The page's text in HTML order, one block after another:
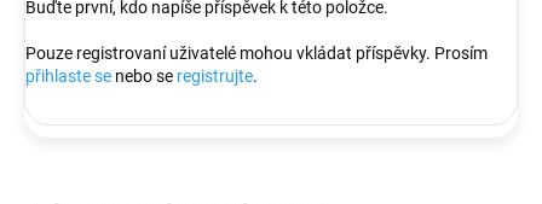
Buďte první, kdo napíše příspěvek k této položce.
Pouze registrovaní uživatelé mohou vkládat příspěvky. Prosím
přihlaste se nebo se registrujte.